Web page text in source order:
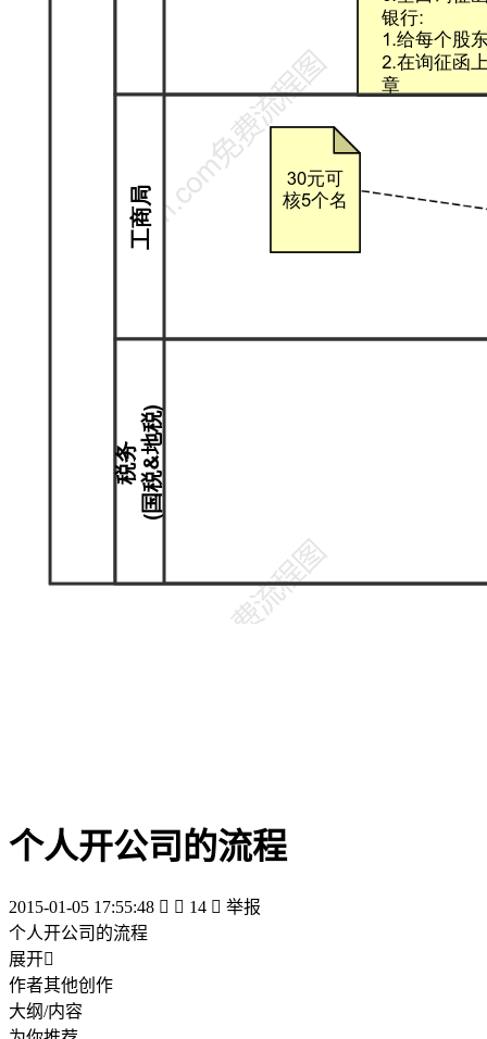
个人开公司的流程
2015-01-05 17:55:48   14  举报
个人开公司的流程
展开
作者其他创作
大纲/内容